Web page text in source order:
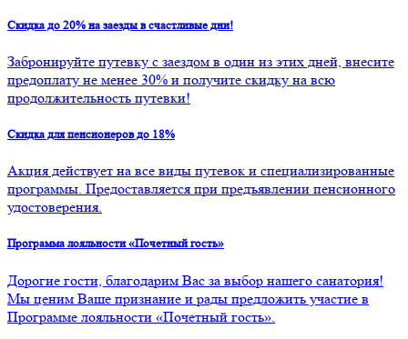
Скидка до 20% на заезды в счастливые дни!
Забронируйте путевку с заездом в один из этих дней, внесите
предоплату не менее 30% и получите скидку на всю
продолжительность путевки!
Скидка для пенсионеров до 18%
Акция действует на все виды путевок и специализированные
программы. Предоставляется при предъявлении пенсионного
удостоверения.
Программа лояльности «Почетный гость»
Дорогие гости, благодарим Вас за выбор нашего санатория!
Мы ценим Ваше признание и рады предложить участие в
Программе лояльности «Почетный гость».